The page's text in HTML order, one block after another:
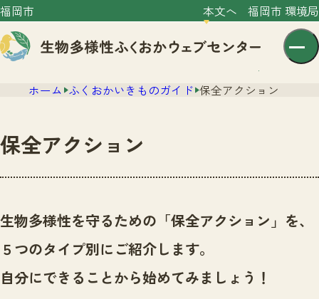
福岡市 本文へ 福岡市 環境局
センター紹介
センター紹介TOP
サイトポリシー
ニュース
ニュースTOP
市の取組み
いきものガイド
ホーム ふくおかいきものガイド 保全アクション
保全アクション
生物多様性を守るための「保全アクション」を、
５つのタイプ別にご紹介します。
自分にできることから始めてみましょう！